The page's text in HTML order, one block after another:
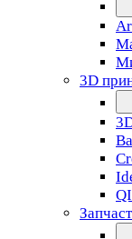
3D